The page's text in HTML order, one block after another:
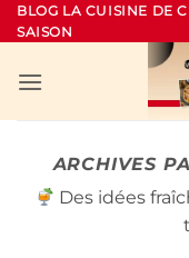
Passer
au
BLOG LA CUISINE DE
SAISON
ARCHIVES
Des idées